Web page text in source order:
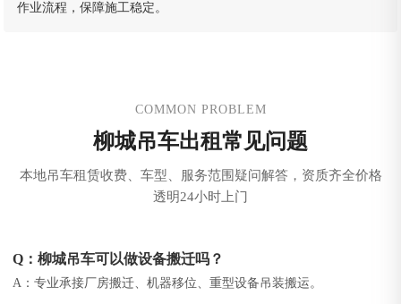
作业流程，保障施工稳定。
COMMON PROBLEM
柳城吊车出租常见问题
本地吊车租赁收费、车型、服务范围疑问解答，资质齐全价格
透明24小时上门
Q：柳城吊车可以做设备搬迁吗？
A：专业承接厂房搬迁、机器移位、重型设备吊装搬运。